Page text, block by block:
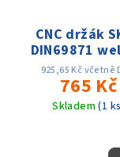
CNC držák
DIN69871
D14x50,
0.005, AD, 15
925,65 Kč včetně
765 Kč
Skladem(1